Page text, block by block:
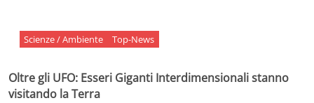
Scienze / Ambiente Top-News
Oltre gli UFO: Esseri Giganti Interdimensionali stanno
visitando la Terra